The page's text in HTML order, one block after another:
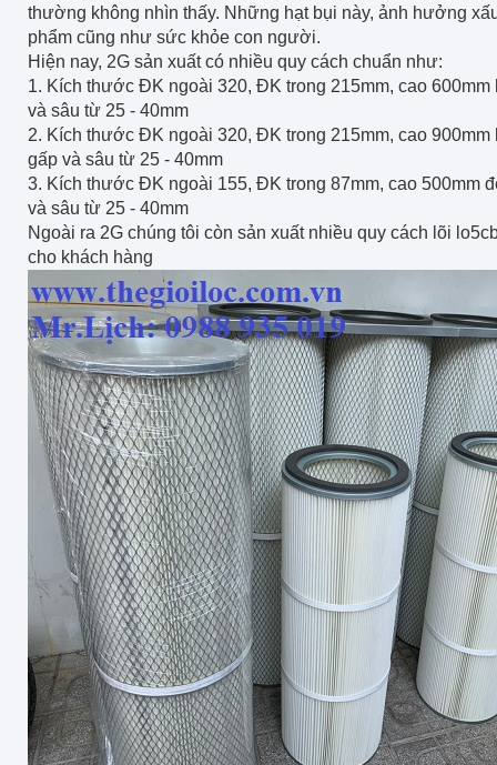
thường không nhìn thấy. Những hạt bụi này, ảnh hưởng
phẩm cũng như sức khỏe con người.
Hiện nay, 2G sản xuất có nhiều quy cách chuẩn như:
1. Kích thước ĐK ngoài 320, ĐK trong 215mm, cao 600mm
và sâu từ 25 - 40mm
2. Kích thước ĐK ngoài 320, ĐK trong 215mm, cao 900mm
gấp và sâu từ 25 - 40mm
3. Kích thước ĐK ngoài 155, ĐK trong 87mm, cao 500mm
và sâu từ 25 - 40mm
Ngoài ra 2G chúng tôi còn sản xuất nhiều quy cách lõi
cho khách hàng